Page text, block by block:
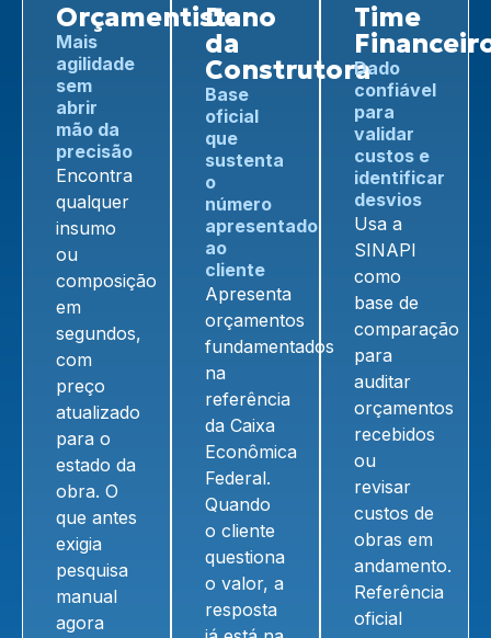
Orçamentista
Mais
agilidade
sem
abrir
mão da
precisão
Encontra
qualquer
insumo
ou
composição
em
segundos,
com
preço
atualizado
para o
estado da
obra. O
que antes
exigia
pesquisa
manual
agora
Dono
da
Construtora
Base
oficial
que
sustenta
o
número
apresentado
ao
cliente
Apresenta
orçamentos
fundamentados
na
referência
da Caixa
Econômica
Federal.
Quando
o cliente
questiona
o valor, a
resposta
Time
Dado
confiável
para
validar
custos e
identificar
desvios
Usa a
SINAPI
como
base de
comparação
para
auditar
orçamentos
recebidos
ou
revisar
custos de
obras em
andamento.
Referência
oficial